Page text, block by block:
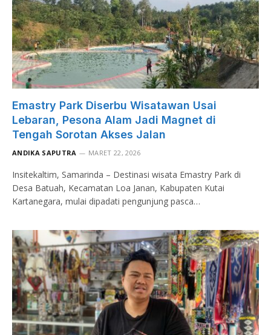
Emastry Park Diserbu Wisatawan Usai
Lebaran, Pesona Alam Jadi Magnet di
Tengah Sorotan Akses Jalan
ANDIKA SAPUTRA MARET 22, 2026
Insitekaltim, Samarinda – Destinasi wisata Emastry Park di
Desa Batuah, Kecamatan Loa Janan, Kabupaten Kutai
Kartanegara, mulai dipadati pengunjung pasca…